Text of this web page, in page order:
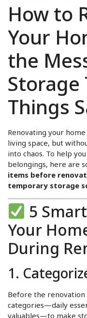
How to
Your
the
Storage
Things
Renovating your
living space, but
into chaos. To help
belongings, here are
items before
temporary storage
5
Your
During
1.
Before the
categories—daily